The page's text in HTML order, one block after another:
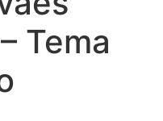
Tema